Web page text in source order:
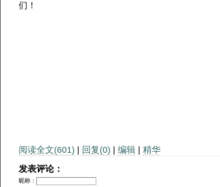
们！
阅读全文(601) 回复(0) 编辑| 精华
发表评论：
昵称：